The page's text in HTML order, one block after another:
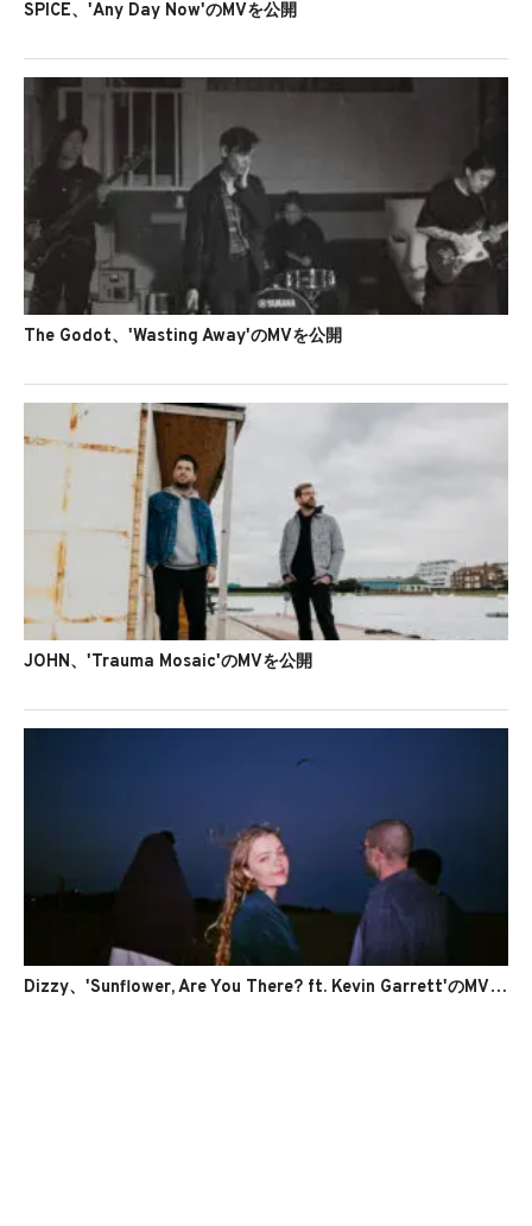
SPICE、'Any Day Now'のMVを公開
The Godot、'Wasting Away'のMVを公開
JOHN、'Trauma Mosaic'のMVを公開
Dizzy、'Sunflower, Are You There? ft. Kevin Garrett'のMVを公開